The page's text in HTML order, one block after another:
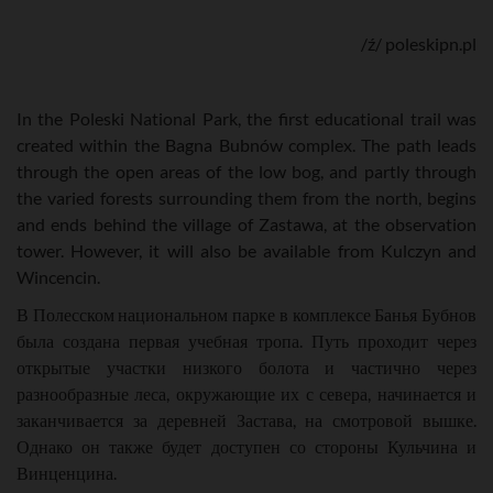
/ź/ poleskipn.pl
In the Poleski National Park, the first educational trail was
created within the Bagna Bubnów complex. The path leads
through the open areas of the low bog, and partly through
the varied forests surrounding them from the north, begins
and ends behind the village of Zastawa, at the observation
tower. However, it will also be available from Kulczyn and
Wincencin.
В Полесском национальном парке в комплексе Банья Бубнов
была создана первая учебная тропа. Путь проходит через
открытые участки низкого болота и частично через
разнообразные леса, окружающие их с севера, начинается и
заканчивается за деревней Застава, на смотровой вышке.
Однако он также будет доступен со стороны Кульчина и
Винценцина.